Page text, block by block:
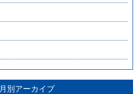
月別アーカイブ